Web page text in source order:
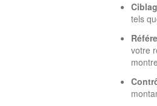
tels
votre